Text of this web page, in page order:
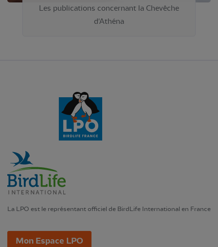
Les publications concernant la Chevêche
d'Athéna
La LPO est le représentant officiel de BirdLife International en France
Mon Espace LPO